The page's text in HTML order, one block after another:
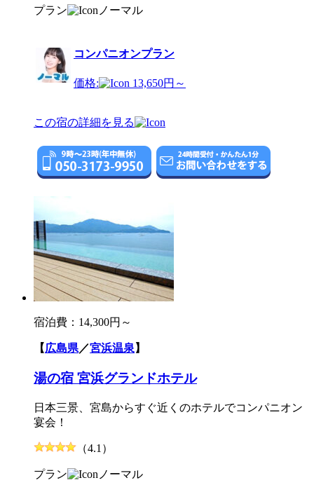
プラン ノーマル
コンパニオンプラン
価格: 13,650円～
この宿の詳細を見る
宿泊費： 14,300円～
【広島県／宮浜温泉 】
湯の宿 宮浜グランドホテル
日本三景、宮島からすぐ近くのホテルでコンパニオン
宴会！
（4.1）
プラン ノーマル